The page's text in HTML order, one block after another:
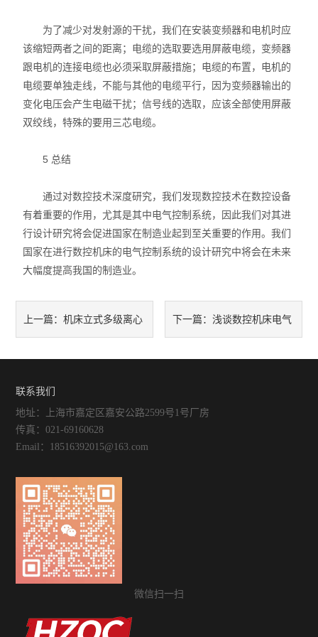
为了减少对发射源的干扰，我们在安装变频器和电机时应
该缩短两者之间的距离；电缆的选取要选用屏蔽电缆，变频器
跟电机的连接电缆也必须采取屏蔽措施；电缆的布置，电机的
电缆要单独走线，不能与其他的电缆平行，因为变频器输出的
变化电压会产生电磁干扰；信号线的选取，应该全部使用屏蔽
双绞线，特殊的要用三芯电缆。
5 总结
通过对数控技术深度研究，我们发现数控技术在数控设备
有着重要的作用，尤其是其中电气控制系统，因此我们对其进
行设计研究将会促进国家在制造业起到至关重要的作用。我们
国家在进行数控机床的电气控制系统的设计研究中将会在未来
大幅度提高我国的制造业。
上一篇：机床立式多级离心 下一篇： 浅谈数控机床电气
联系我们
地址：上海市嘉定区嘉安公路2599号1号厂房
传真：021-69160628
Email：18516392015@163.com
微信扫一扫